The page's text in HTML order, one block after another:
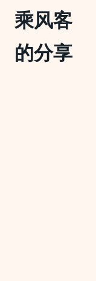
乘风客
的分享